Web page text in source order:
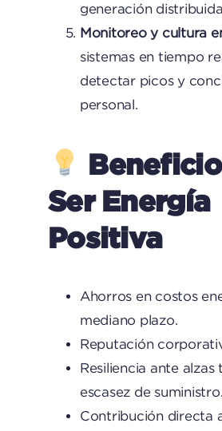
generación distribuida.
Monitoreo y cultura
sistemas en tiempo
detectar picos y
personal.
Ser Energía
Positiva
Ahorros en costos
mediano plazo.
Reputación
Resiliencia ante alzas
escasez de suministro.
Contribución directa